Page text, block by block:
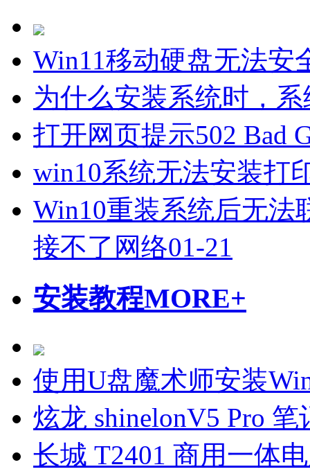
Win11移动硬盘无法安
为什么安装系统时，
打开网页提示502 Bad
win10系统无法安装打
Win10重装系统后无法
接不了网络01-21
安装教程MORE+
使用U盘魔术师安装
炫龙 shinelonV5 Pro
长城 T2401 商用一体